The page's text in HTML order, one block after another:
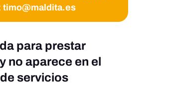
timo@maldita.es
para prestar
no aparece en el
servicios